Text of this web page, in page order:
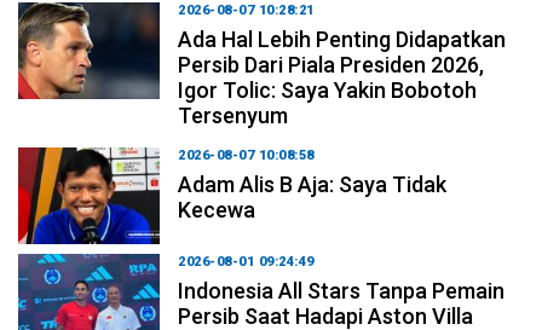
2026-08-07 10:28:21
Ada Hal Lebih Penting Didapatkan
Persib Dari Piala Presiden 2026,
Igor Tolic: Saya Yakin Bobotoh
Tersenyum
2026-08-07 10:08:58
Adam Alis B Aja: Saya Tidak
Kecewa
2026-08-01 09:24:49
Indonesia All Stars Tanpa Pemain
Persib Saat Hadapi Aston Villa